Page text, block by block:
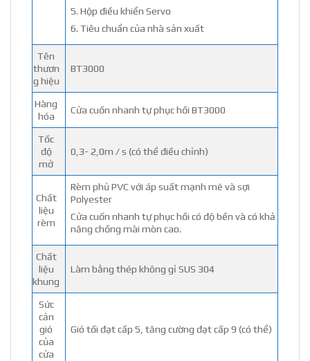
5. Hộp điều khiển Servo
6. Tiêu chuẩn của nhà sản xuất
Tên
thươn
g hiệu
BT3000
Hàng
hóa
Cửa cuốn nhanh tự phục hồi BT3000
Tốc
độ
mở
0,3- 2,0m / s (có thể điều chỉnh)
Chất
liệu
rèm
Rèm phủ PVC với áp suất mạnh mẽ và sợi
Polyester
Cửa cuốn nhanh tự phục hồi có độ bền và có khả
năng chống mài mòn cao.
Chất
liệu
khung
Làm bằng thép không gỉ SUS 304
Sức
cản
gió
của
cửa
Gió tối đạt cấp 5, tăng cường đạt cấp 9 (có thể)